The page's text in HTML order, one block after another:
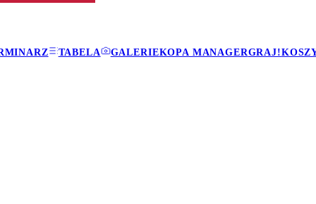
TABELA GALERIEKOPA MANAGERGRAJ!